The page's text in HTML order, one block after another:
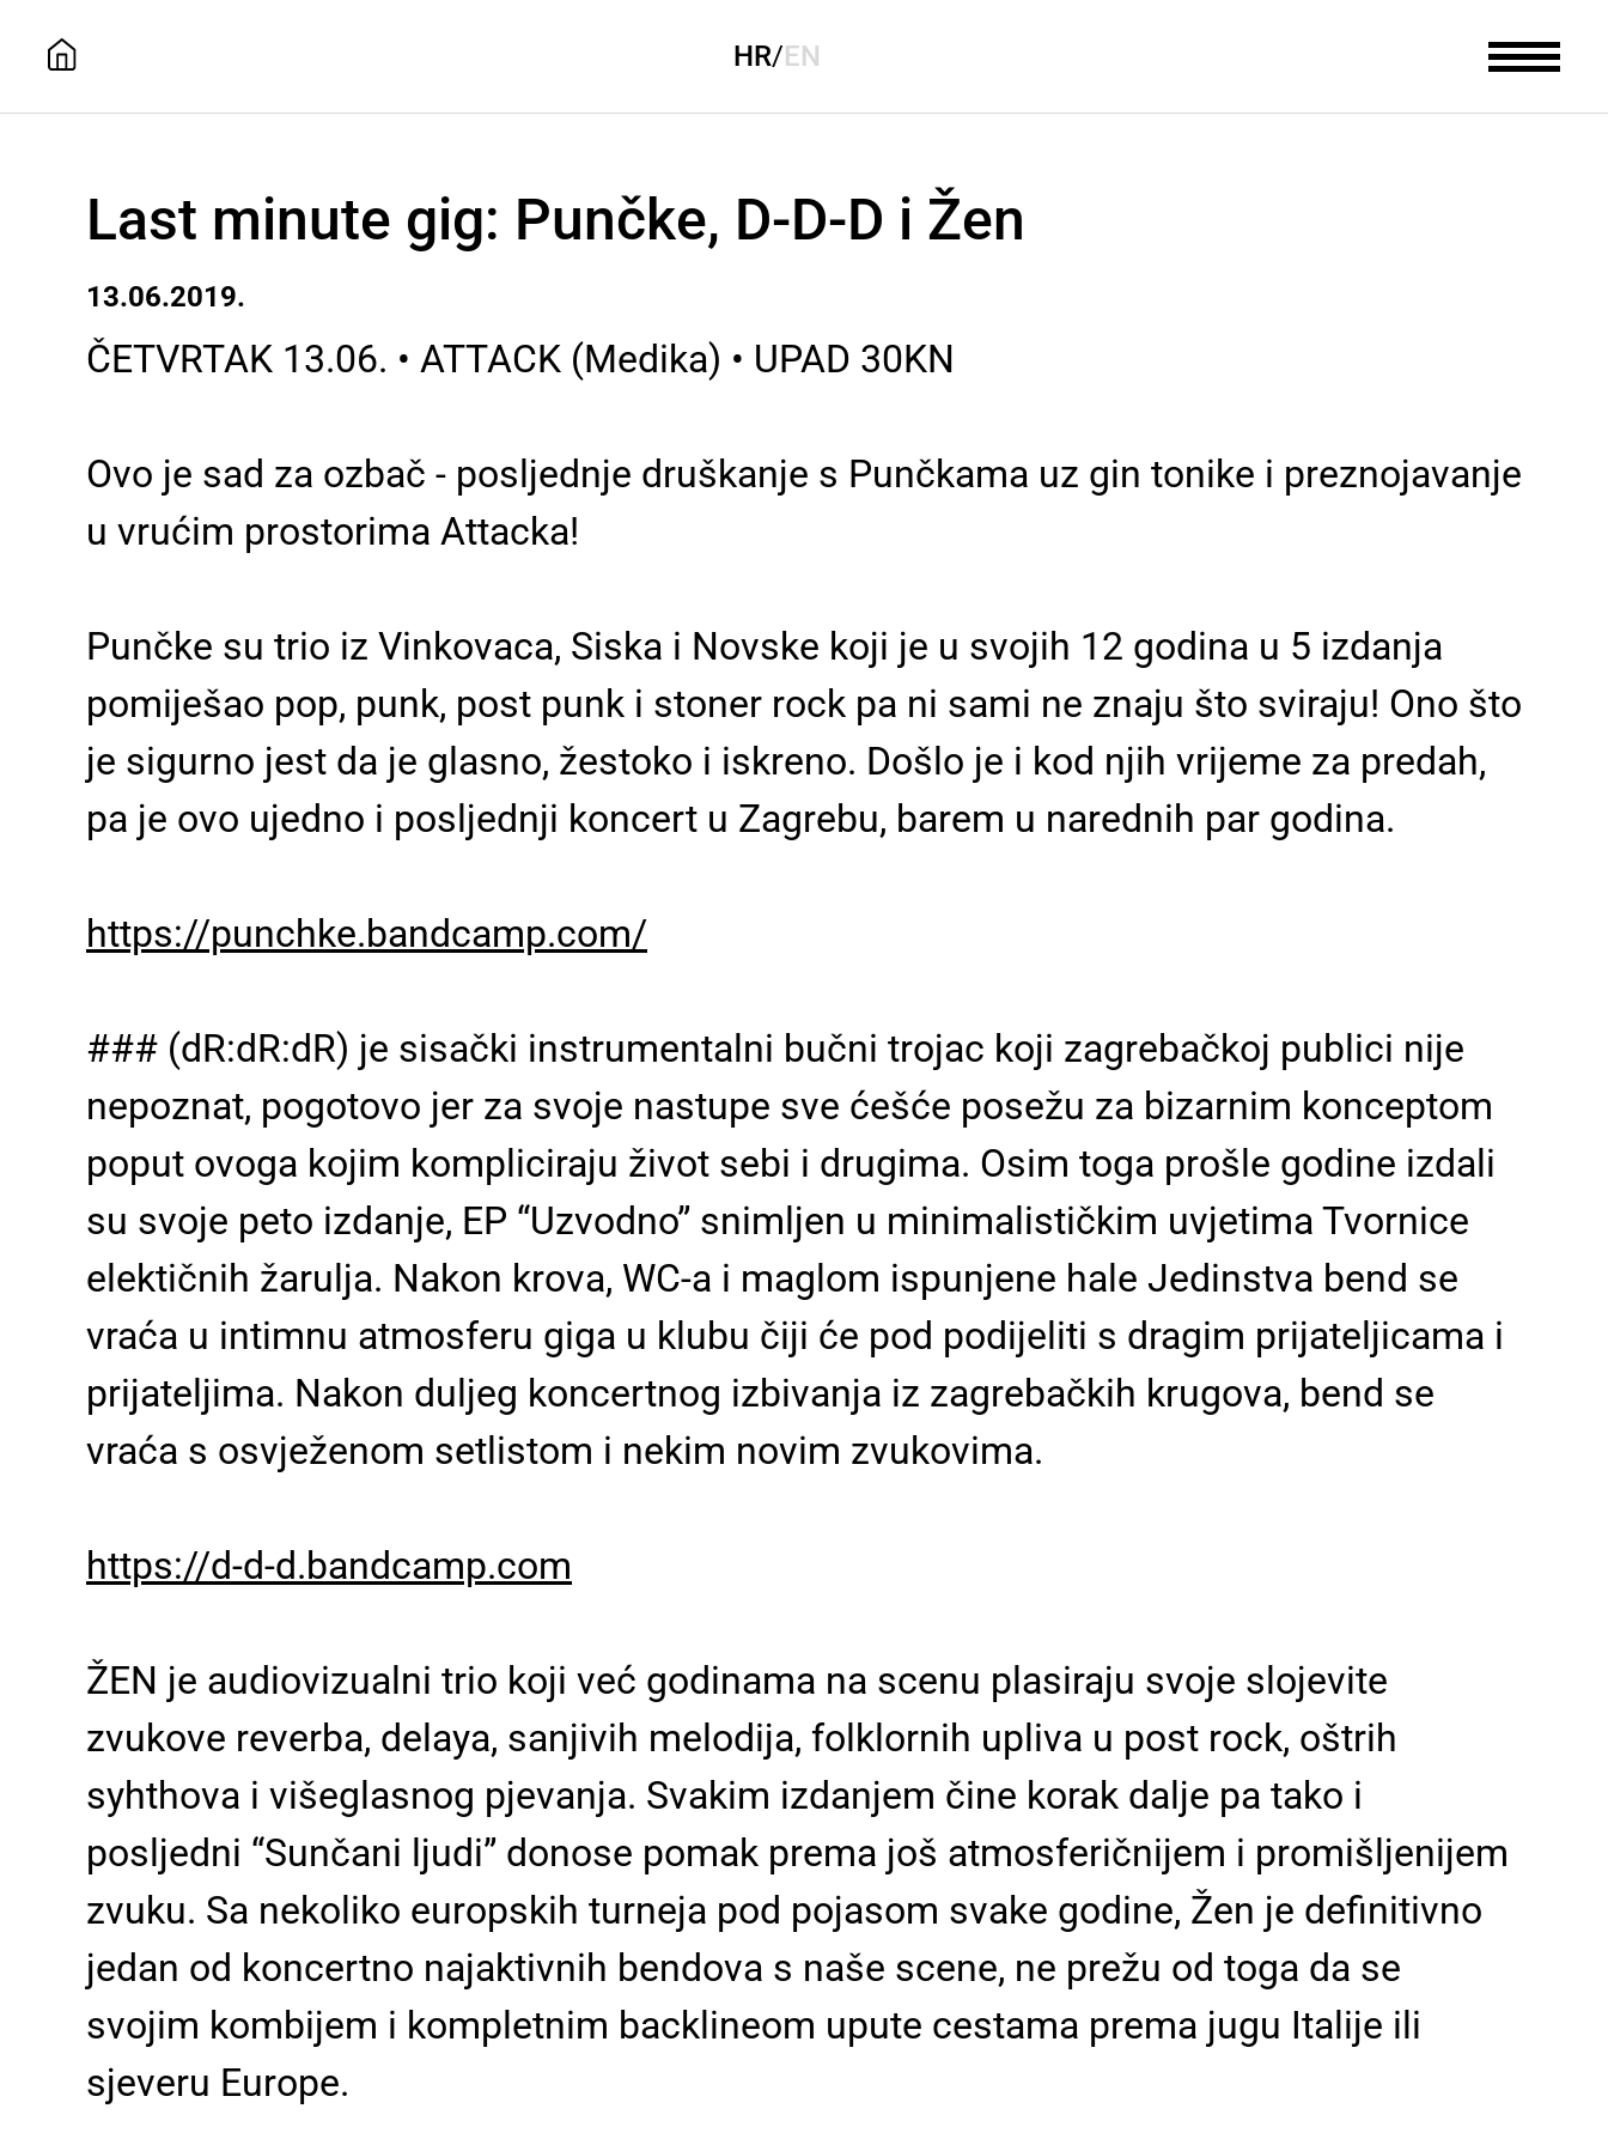
HR/EN
Last minute gig: Punčke, D-D-D i Žen
13.06.2019.
ČETVRTAK 13.06. • ATTACK (Medika) • UPAD 30KN
Ovo je sad za ozbač - posljednje druškanje s Punčkama uz gin tonike i preznojavanje
u vrućim prostorima Attacka!
Punčke su trio iz Vinkovaca, Siska i Novske koji je u svojih 12 godina u 5 izdanja
pomiješao pop, punk, post punk i stoner rock pa ni sami ne znaju što sviraju! Ono što
je sigurno jest da je glasno, žestoko i iskreno. Došlo je i kod njih vrijeme za predah,
pa je ovo ujedno i posljednji koncert u Zagrebu, barem u narednih par godina.
https://punchke.bandcamp.com/
### (dR:dR:dR) je sisački instrumentalni bučni trojac koji zagrebačkoj publici nije
nepoznat, pogotovo jer za svoje nastupe sve ćešće posežu za bizarnim konceptom
poput ovoga kojim kompliciraju život sebi i drugima. Osim toga prošle godine izdali
su svoje peto izdanje, EP “Uzvodno” snimljen u minimalističkim uvjetima Tvornice
elektičnih žarulja. Nakon krova, WC-a i maglom ispunjene hale Jedinstva bend se
vraća u intimnu atmosferu giga u klubu čiji će pod podijeliti s dragim prijateljicama i
prijateljima. Nakon duljeg koncertnog izbivanja iz zagrebačkih krugova, bend se
vraća s osvježenom setlistom i nekim novim zvukovima.
https://d-d-d.bandcamp.com
ŽEN je audiovizualni trio koji već godinama na scenu plasiraju svoje slojevite
zvukove reverba, delaya, sanjivih melodija, folklornih upliva u post rock, oštrih
syhthova i višeglasnog pjevanja. Svakim izdanjem čine korak dalje pa tako i
posljedni “Sunčani ljudi” donose pomak prema još atmosferičnijem i promišljenijem
zvuku. Sa nekoliko europskih turneja pod pojasom svake godine, Žen je definitivno
jedan od koncertno najaktivnih bendova s naše scene, ne prežu od toga da se
svojim kombijem i kompletnim backlineom upute cestama prema jugu Italije ili
sjeveru Europe.